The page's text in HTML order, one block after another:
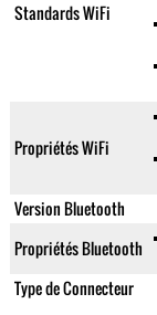
Standards WiFi
Propriétés WiFi
Version Bluetooth
Propriétés Bluetooth
Type de Connecteur